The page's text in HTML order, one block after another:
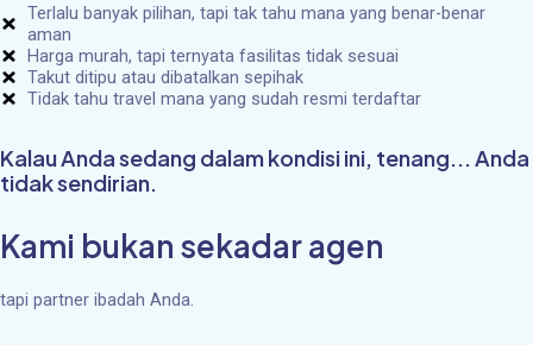
Terlalu banyak pilihan, tapi tak tahu mana yang benar-benar
aman
Harga murah, tapi ternyata fasilitas tidak sesuai
Takut ditipu atau dibatalkan sepihak
Tidak tahu travel mana yang sudah resmi terdaftar
Kalau Anda sedang dalam kondisi ini, tenang... Anda
tidak sendirian.
Kami bukan sekadar agen
tapi partner ibadah Anda.